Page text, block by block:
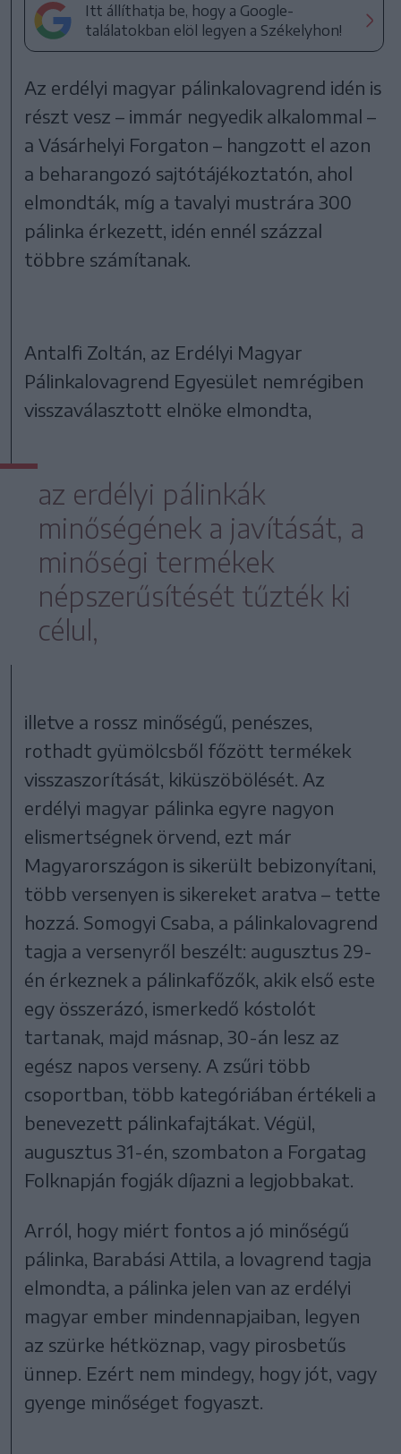
Itt állíthatja be, hogy a Google-
találatokban elöl legyen a Székelyhon!
Az erdélyi magyar pálinkalovagrend idén is
részt vesz – immár negyedik alkalommal –
a Vásárhelyi Forgaton – hangzott el azon
a beharangozó sajtótájékoztatón, ahol
elmondták, míg a tavalyi mustrára 300
pálinka érkezett, idén ennél százzal
többre számítanak.
Antalfi Zoltán, az Erdélyi Magyar
Pálinkalovagrend Egyesület nemrégiben
visszaválasztott elnöke elmondta,
az erdélyi pálinkák
minőségének a javítását, a
minőségi termékek
népszerűsítését tűzték ki
célul,
illetve a rossz minőségű, penészes,
rothadt gyümölcsből főzött termékek
visszaszorítását, kiküszöbölését. Az
erdélyi magyar pálinka egyre nagyon
elismertségnek örvend, ezt már
Magyarországon is sikerült bebizonyítani,
több versenyen is sikereket aratva – tette
hozzá. Somogyi Csaba, a pálinkalovagrend
tagja a versenyről beszélt: augusztus 29-
én érkeznek a pálinkafőzők, akik első este
egy összerázó, ismerkedő kóstolót
tartanak, majd másnap, 30-án lesz az
egész napos verseny. A zsűri több
csoportban, több kategóriában értékeli a
benevezett pálinkafajtákat. Végül,
augusztus 31-én, szombaton a Forgatag
Folknapján fogják díjazni a legjobbakat.
Arról, hogy miért fontos a jó minőségű
pálinka, Barabási Attila, a lovagrend tagja
elmondta, a pálinka jelen van az erdélyi
magyar ember mindennapjaiban, legyen
az szürke hétköznap, vagy pirosbetűs
ünnep. Ezért nem mindegy, hogy jót, vagy
gyenge minőséget fogyaszt.